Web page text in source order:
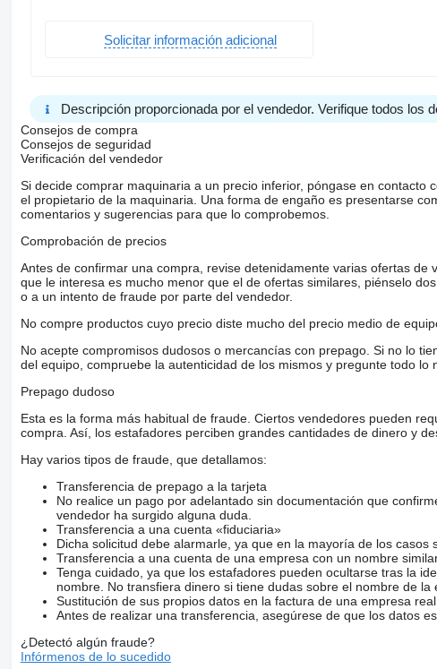
Solicitar información adicional
Descripción proporcionada por el vendedor. Verifique todos los
Consejos de compra
Consejos de seguridad
Verificación del vendedor
Si decide comprar maquinaria a un precio inferior, póngase en
el propietario de la maquinaria. Una forma de engaño es presentarse
comentarios y sugerencias para que lo comprobemos.
Comprobación de precios
Antes de confirmar una compra, revise detenidamente varias ofertas
que le interesa es mucho menor que el de ofertas similares, piénselo
o a un intento de fraude por parte del vendedor.
No compre productos cuyo precio diste mucho del precio medio de
No acepte compromisos dudosos o mercancías con prepago. Si no lo
del equipo, compruebe la autenticidad de los mismos y pregunte todo lo
Prepago dudoso
Esta es la forma más habitual de fraude. Ciertos vendedores pueden
compra. Así, los estafadores perciben grandes cantidades de dinero y
Hay varios tipos de fraude, que detallamos:
Transferencia de prepago a la tarjeta
No realice un pago por adelantado sin documentación que
vendedor ha surgido alguna duda.
Transferencia a una cuenta «fiduciaria»
Dicha solicitud debe alarmarle, ya que en la mayoría de los casos
Transferencia a una cuenta de una empresa con un nombre
Tenga cuidado, ya que los estafadores pueden ocultarse tras la
nombre. No transfiera dinero si tiene dudas sobre el nombre de la
Sustitución de sus propios datos en la factura de una empresa real
Antes de realizar una transferencia, asegúrese de que los datos
¿Detectó algún fraude?
Infórmenos de lo sucedido